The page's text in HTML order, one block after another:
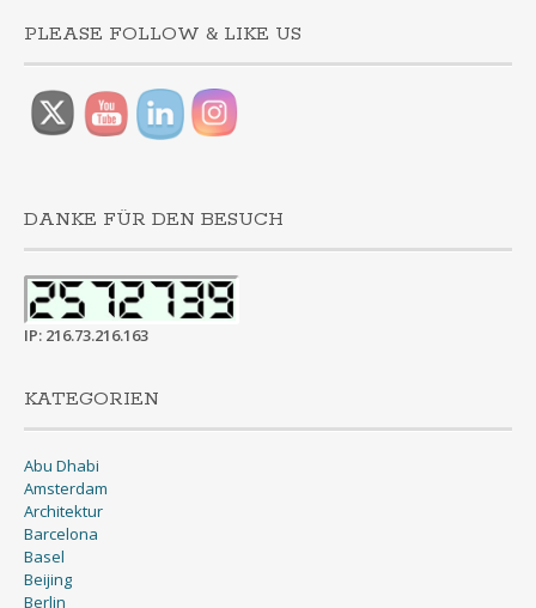
PLEASE FOLLOW & LIKE US
DANKE FÜR DEN BESUCH
IP: 216.73.216.163
KATEGORIEN
Abu Dhabi
Amsterdam
Architektur
Barcelona
Basel
Beijing
Berlin